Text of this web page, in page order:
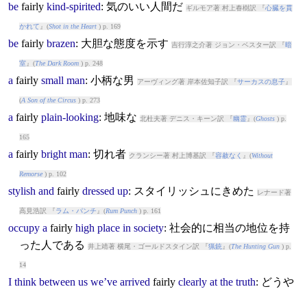
be fairly kind-spirited: 気のいい人間だ ギルモア著 村上春樹訳 『心臓を貫
かれて 』(Shot in the Heart) p. 169
be fairly brazen: 大胆な態度を示す 吉行淳之介著 ジョン・ベスター訳 『 暗
室』(The Dark Room) p. 248
a fairly small man: 小柄な男 アーヴィング著 岸本佐知子訳 『サーカスの息子』
(A Son of the Circus) p. 273
a fairly plain-looking: 地味な 北杜夫著 デニス・キーン訳 『 幽霊』(Ghosts) p.
165
a fairly bright man: 切れ者 クランシー著 村上博基訳 『容赦なく 』(Without
Remorse) p. 102
stylish and fairly dressed up: スタイリッシュにきめた レナード著
高見浩訳 『 ラム・パンチ 』(Rum Punch) p. 161
occupy a fairly high place in society: 社会的に相当の地位を持
った人である 井上靖著 横尾・ゴールドスタイン訳 『猟銃』(The Hunting Gun) p.
14
I think between us we’ve arrived fairly clearly at the truth: どうや